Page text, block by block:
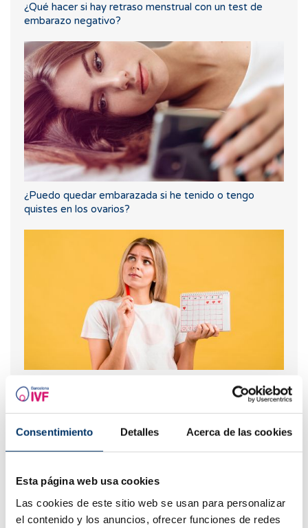
Consentimiento Detalles Acerca de las cookies
Esta página web usa cookies
Las cookies de este sitio web se usan para personalizar
el contenido y los anuncios, ofrecer funciones de redes
¿Qué hacer si hay retraso menstrual con un test de
embarazo negativo?
¿Puedo quedar embarazada si he tenido o tengo
quistes en los ovarios?
Spotting: ¿Qué es y cómo afecta a la fertilidad?